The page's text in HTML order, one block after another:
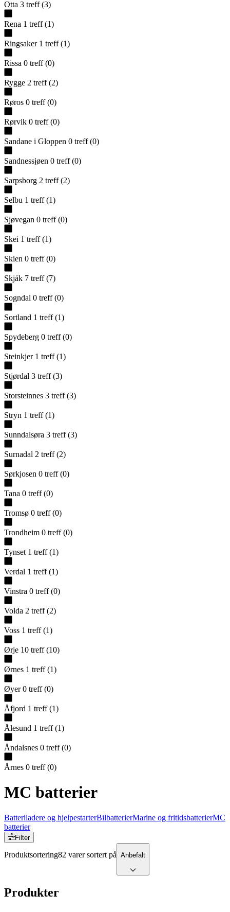
Otta 3 treff (3)
Rena 1 treff (1)
Ringsaker 1 treff (1)
Rissa 0 treff (0)
Rygge 2 treff (2)
Røros 0 treff (0)
Rørvik 0 treff (0)
Sandane i Gloppen 0 treff (0)
Sandnessjøen 0 treff (0)
Sarpsborg 2 treff (2)
Selbu 1 treff (1)
Sjøvegan 0 treff (0)
Skei 1 treff (1)
Skien 0 treff (0)
Skjåk 7 treff (7)
Sogndal 0 treff (0)
Sortland 1 treff (1)
Spydeberg 0 treff (0)
Steinkjer 1 treff (1)
Stjørdal 3 treff (3)
Storsteinnes 3 treff (3)
Stryn 1 treff (1)
Sunndalsøra 3 treff (3)
Surnadal 2 treff (2)
Sørkjosen 0 treff (0)
Tana 0 treff (0)
Tromsø 0 treff (0)
Trondheim 0 treff (0)
Tynset 1 treff (1)
Verdal 1 treff (1)
Vinstra 0 treff (0)
Volda 2 treff (2)
Voss 1 treff (1)
Ørje 10 treff (10)
Ørnes 1 treff (1)
Øyer 0 treff (0)
Åfjord 1 treff (1)
Ålesund 1 treff (1)
Åndalsnes 0 treff (0)
Årnes 0 treff (0)
MC batterier
Batteriladere og hjelpestarterBilbatterierMarine og fritidsbatterierMC
batterier
Filter
Produktsortering82 varer sortert på Anbefalt
Produkter